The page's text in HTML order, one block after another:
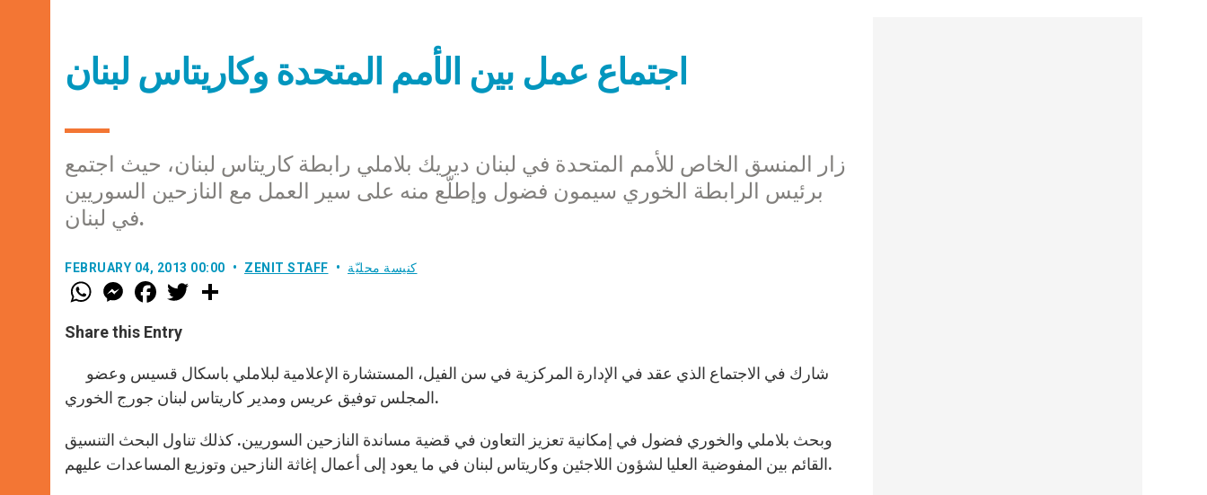
اجتماع عمل بين الأمم المتحدة وكاريتاس لبنان
زار المنسق الخاص للأمم المتحدة في لبنان ديريك بلاملي رابطة كاريتاس لبنان، حيث اجتمع
برئيس الرابطة الخوري سيمون فضول وإطلّع منه على سير العمل مع النازحين السوريين
في لبنان.
FEBRUARY 04, 2013 00:00 ZENIT STAFF كنيسة محليّة
W
h
t
s
p
p
M
e
s
e
e
r
F
a
e
b
o
k
w
r
Share this Entry
المجلس توفيق عريس ومدير كاريتاس لبنان جورج الخوري.
وبحث بلاملي والخوري فضول في إمكانية تعزيز التعاون في قضية مساندة النازحين السوريين. كذلك تناول البحث التنسيق
القائم بين المفوضية العليا لشؤون اللاجئين وكاريتاس لبنان في ما يعود إلى أعمال إغاثة النازحين وتوزيع المساعدات عليهم.